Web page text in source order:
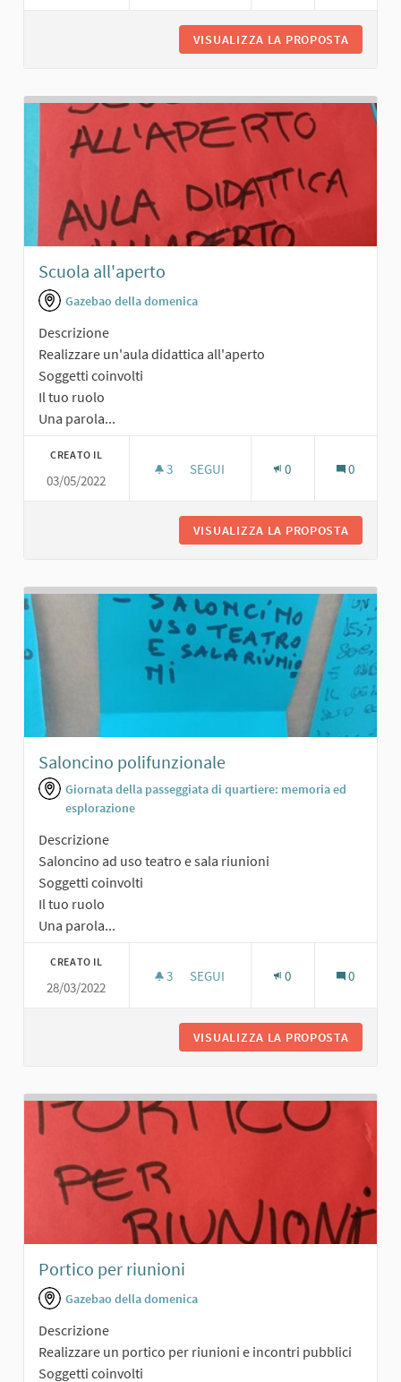
VISUALIZZA LA PROPOSTA
Scuola all'aperto
Gazebao della domenica
Descrizione
Realizzare un'aula didattica all'aperto
Soggetti coinvolti
Il tuo ruolo
Una parola...
CREATO IL
03/05/2022
3 3 SOSTENITORI
SEGUI 0 0
VISUALIZZA LA PROPOSTA
Saloncino polifunzionale
Giornata della passeggiata di quartiere: memoria ed
esplorazione
Descrizione
Saloncino ad uso teatro e sala riunioni
Soggetti coinvolti
Il tuo ruolo
Una parola...
CREATO IL
28/03/2022
3 3 SOSTENITORI
SEGUI 0 0
VISUALIZZA LA PROPOSTA
Portico per riunioni
Gazebao della domenica
Descrizione
Realizzare un portico per riunioni e incontri pubblici
Soggetti coinvolti